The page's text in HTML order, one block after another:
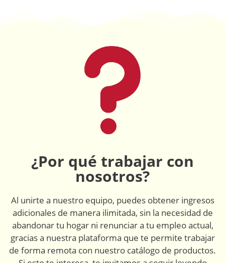
¿Por qué trabajar con
nosotros?
Al unirte a nuestro equipo, puedes obtener ingresos
adicionales de manera ilimitada, sin la necesidad de
abandonar tu hogar ni renunciar a tu empleo actual,
gracias a nuestra plataforma que te permite trabajar
de forma remota con nuestro catálogo de productos.